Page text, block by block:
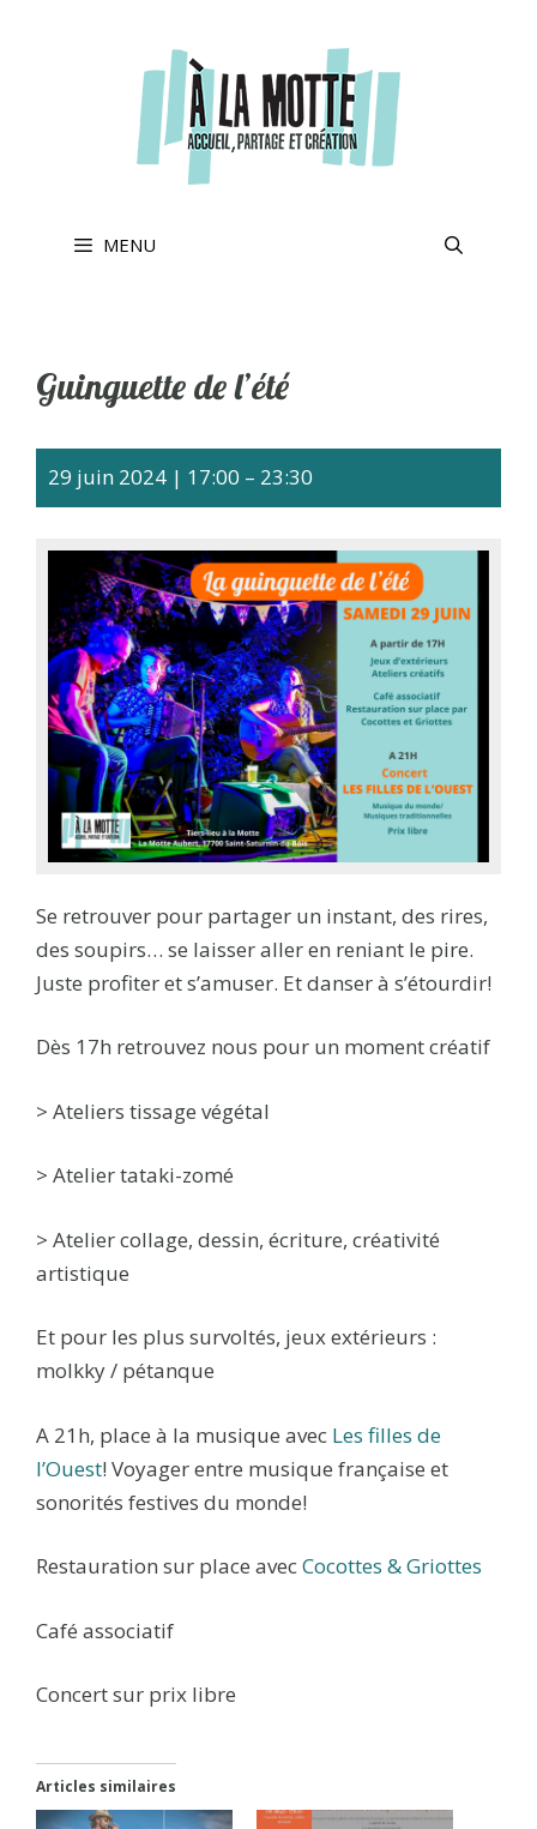
MENU
Guinguette de l’été
29 juin 2024 | 17:00 – 23:30
Se retrouver pour partager un instant, des rires,
des soupirs… se laisser aller en reniant le pire.
Juste profiter et s’amuser. Et danser à s’étourdir!
Dès 17h retrouvez nous pour un moment créatif
> Ateliers tissage végétal
> Atelier tataki-zomé
> Atelier collage, dessin, écriture, créativité
artistique
Et pour les plus survoltés, jeux extérieurs :
molkky / pétanque
A 21h, place à la musique avec Les filles de
l’Ouest! Voyager entre musique française et
sonorités festives du monde!
Restauration sur place avecCocottes & Griottes
Café associatif
Concert sur prix libre
Articles similaires